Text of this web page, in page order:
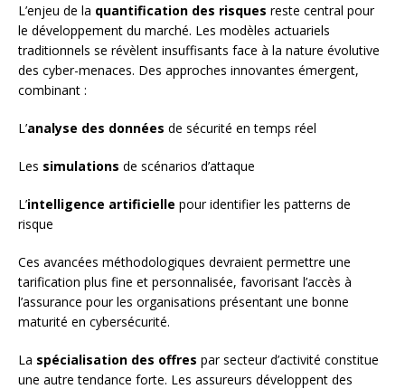
L’enjeu de la quantification des risques reste central pour
le développement du marché. Les modèles actuariels
traditionnels se révèlent insuffisants face à la nature évolutive
des cyber-menaces. Des approches innovantes émergent,
combinant :
L’analyse des données de sécurité en temps réel
Les simulations de scénarios d’attaque
L’intelligence artificielle pour identifier les patterns de
risque
Ces avancées méthodologiques devraient permettre une
tarification plus fine et personnalisée, favorisant l’accès à
l’assurance pour les organisations présentant une bonne
maturité en cybersécurité.
La spécialisation des offres par secteur d’activité constitue
une autre tendance forte. Les assureurs développent des